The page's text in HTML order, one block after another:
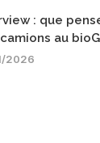
: que
au
2026